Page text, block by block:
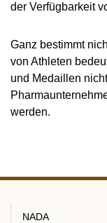
der Verfügbarkeit
Ganz bestimmt
von Athleten
und Medaillen
werden.
NADA